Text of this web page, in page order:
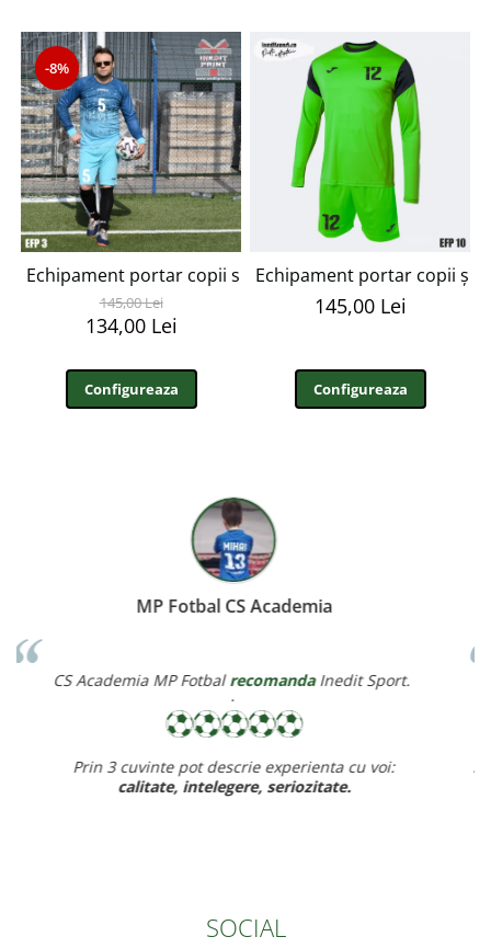
-8%
Echipament portar copii si adulti personalizabil EFP3
145,00 Lei
134,00 Lei
Configureaza
Echipament portar copii și
145,00 Lei
Configureaza
Miereanu Corina
Corina Violeta Miereanrecomanda Inedit Sport.
Recomand cu drag inedit sport pt rapiditate, calitate si pret
ff bun,
SOCIAL